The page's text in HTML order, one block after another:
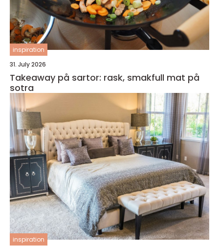
inspiration
31. July 2026
Takeaway på sartor: rask, smakfull mat på
sotra
inspiration